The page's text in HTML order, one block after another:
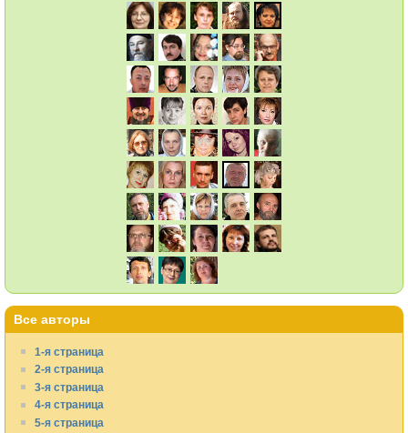
Все авторы
1-я страница
2-я страница
3-я страница
4-я страница
5-я страница